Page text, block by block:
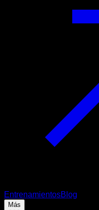
EntrenamientosBlog
Más